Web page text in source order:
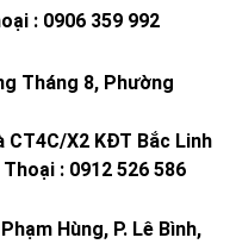
: 0906 359 992
Tháng 8, Phường
CT4C/X2 KĐT Bắc Linh
: 0912 526 586
Hùng, P. Lê Bình,